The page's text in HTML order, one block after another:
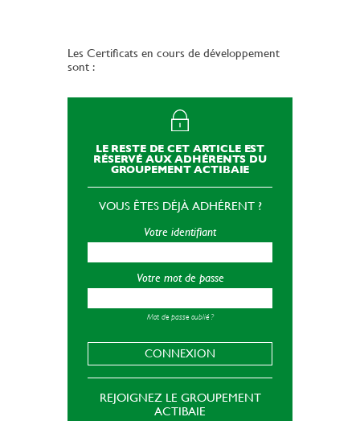
Les Certificats en cours de développement
sont :
LE RESTE DE CET ARTICLE EST
RÉSERVÉ AUX ADHÉRENTS DU
GROUPEMENT ACTIBAIE
VOUS ÊTES DÉJÀ ADHÉRENT ?
Votre identifiant
Votre mot de passe
Mot de passe oublié ?
CONNEXION
REJOIGNEZ LE GROUPEMENT
ACTIBAIE